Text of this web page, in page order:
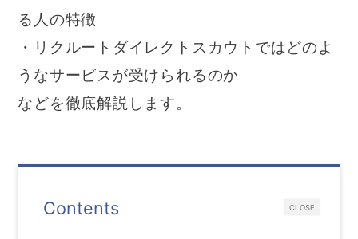
る人の特徴
・リクルートダイレクトスカウトではどのよ
うなサービスが受けられるのか
などを徹底解説します。
CLOSE
Contents